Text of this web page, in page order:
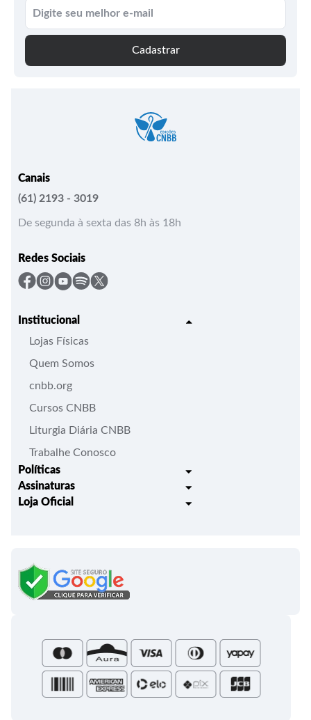
Cadastrar
Canais
(61) 2193 - 3019
De segunda à sexta das 8h às 18h
Redes Sociais
Institucional
Lojas Físicas
Quem Somos
cnbb.org
Cursos CNBB
Liturgia Diária CNBB
Trabalhe Conosco
Políticas
Trocas e Devoluções
Assinaturas
Liturgia Igreja em Oração
Roteiros Homiléticos
Folhetos e Partituras
Loja Oficial
Bíblias - Tradução Oficial
Campanha da Fraternidade